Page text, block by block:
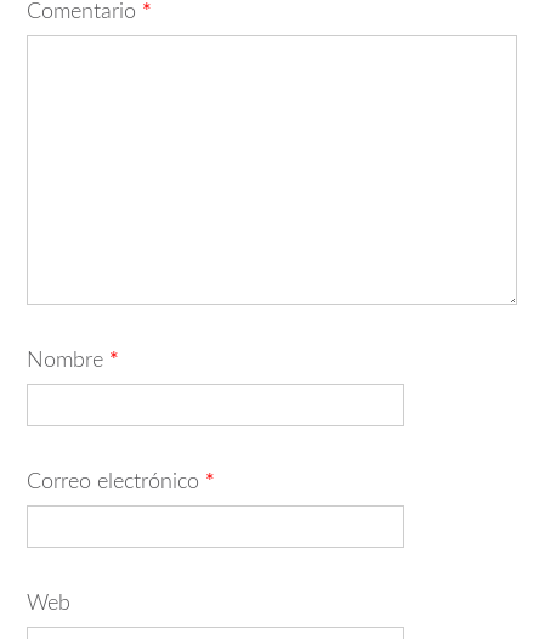
Comentario *
Nombre *
Correo electrónico *
Web